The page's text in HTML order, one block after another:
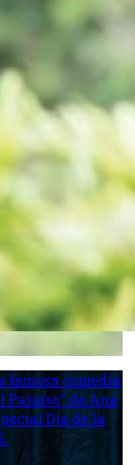
famosa comedia
Paraíso” de Ana
Día de la